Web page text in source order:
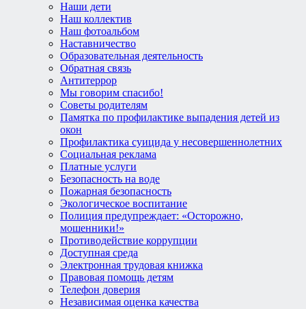
Наши дети
Наш коллектив
Наш фотоальбом
Наставничество
Образовательная деятельность
Обратная связь
Антитеррор
Мы говорим спасибо!
Советы родителям
Памятка по профилактике выпадения детей из
окон
Профилактика суицида у несовершеннолетних
Социальная реклама
Платные услуги
Безопасность на воде
Пожарная безопасность
Экологическое воспитание
Полиция предупреждает: «Осторожно,
мошенники!»
Противодействие коррупции
Доступная среда
Электронная трудовая книжка
Правовая помощь детям
Телефон доверия
Независимая оценка качества